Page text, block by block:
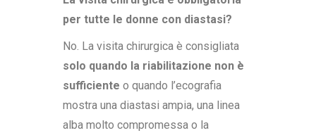
per tutte le donne con diastasi?
No. La visita chirurgica è consigliata
solo quando la riabilitazione non è
sufficiente o quando l’ecografia
mostra una diastasi ampia, una linea
alba molto compromessa o la